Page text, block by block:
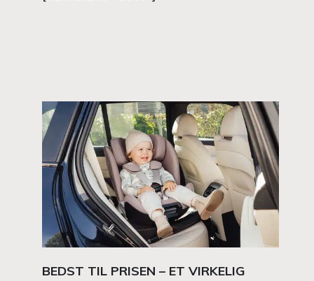
BEDST TIL PRISEN – ET VIRKELIG